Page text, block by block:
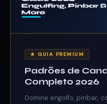
★ GUIA PREMIUM
Padrões de
Completo 2026
Domine engolfo, pinbar,